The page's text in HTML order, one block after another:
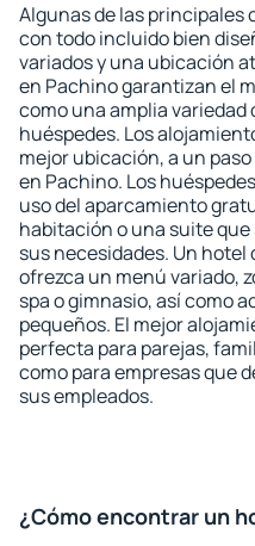
Algunas de las
con todo incluido bien
variados y una ubicación
en Pachino garantizan el
como una amplia
huéspedes. Los
mejor ubicación, a un
en Pachino. Los
uso del aparcamiento
habitación o una suite
sus necesidades. Un
ofrezca un menú variado,
spa o gimnasio, así como
pequeños. El mejor
perfecta para parejas,
como para empresas que
sus empleados.
¿Cómo encontrar un